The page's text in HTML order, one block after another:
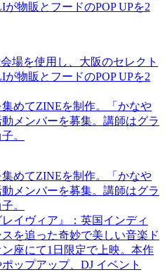
物販とフードのPOP UPを2
場を使用し、大阪のセレクト
物販とフードのPOP UPを2
めてZINEを制作。「かなや
メンバーを募集。講師はグラ
。
めてZINEを制作。「かなや
メンバーを募集。講師はグラ
。
イヴィア』：英国インディ
を追った奇妙で美しい音楽ド
座にて1日限定で上映。本作
ップアップ、DJ イベント